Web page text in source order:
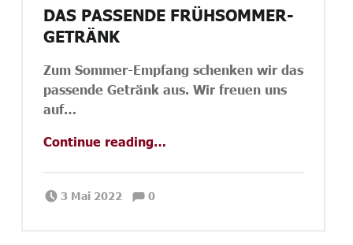
DAS PASSENDE FRÜHSOMMER-
GETRÄNK
Zum Sommer-Empfang schenken wir das
passende Getränk aus. Wir freuen uns
auf…
Continue reading…
3 Mai 2022 Janina Priano Comments:
0